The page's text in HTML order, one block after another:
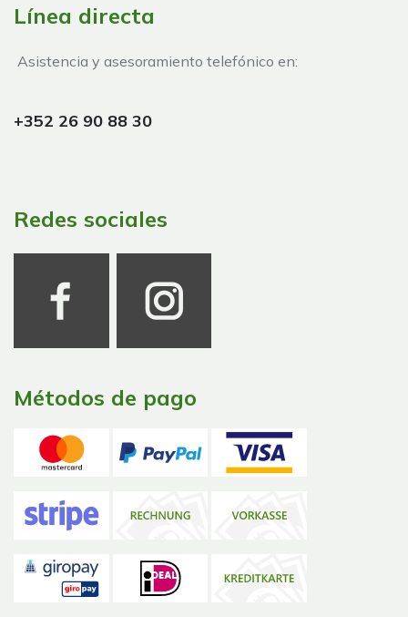
Línea directa
Asistencia y asesoramiento telefónico en:
+352 26 90 88 30
Redes sociales
Métodos de pago